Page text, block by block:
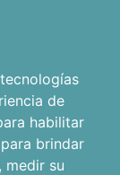
de
habilitar
para brindar
, medir su